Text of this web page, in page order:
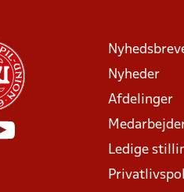
Nyheder
Afdelinger
Ledige